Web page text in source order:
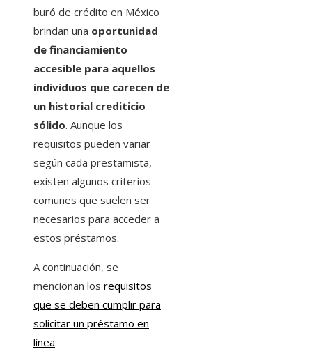
buró de crédito en México
brindan una oportunidad
de financiamiento
accesible para aquellos
individuos que carecen de
un historial crediticio
sólido. Aunque los
requisitos pueden variar
según cada prestamista,
existen algunos criterios
comunes que suelen ser
necesarios para acceder a
estos préstamos.
A continuación, se
mencionan los requisitos
que se deben cumplir para
solicitar un préstamo en
línea: